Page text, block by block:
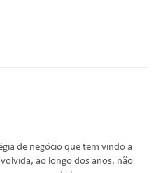
de negócio que tem vindo a
ao longo dos anos, não